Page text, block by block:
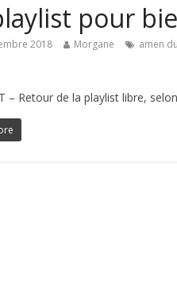
pour
2018 Morgane amen
– Retour de la playlist libre,